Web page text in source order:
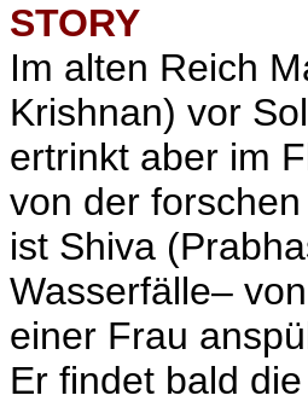
STORY
Im alten Reich
Krishnan) vor
ertrinkt aber im
von der
ist Shiva
Wasserfälle–
einer Frau
Er findet bald